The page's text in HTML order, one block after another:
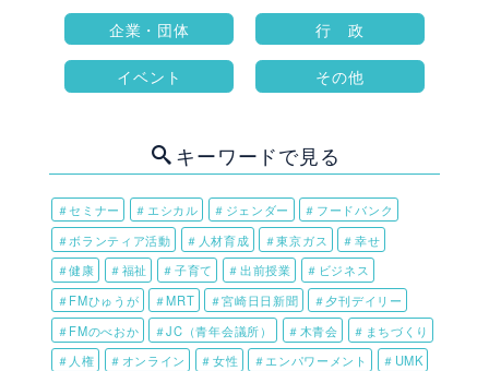
企業・団体 行 政
イベント その他
キーワードで見る
＃セミナー ＃エシカル ＃ジェンダー
＃フードバンク
＃ボランティア活動
＃人材育成 ＃東京ガス
＃幸せ
＃健康
＃福祉 ＃子育て ＃出前授業
＃ビジネス
＃FMひゅうが
＃MRT ＃宮崎日日新聞
＃夕刊デイリー
＃FMのべおか
＃JC（青年会議所） ＃木青会
＃まちづくり
＃人権
＃オンライン ＃女性 ＃エンパワーメント
＃UMK